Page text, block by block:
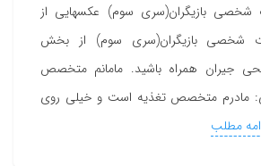
بازیگران(سری سوم) عکسهایی از
شخصی بازیگران(سری سوم) از بخش
جیران همراه باشید. مامانم متخصص
مادرم متخصص تغذیه است و خیلی روی
مطلب